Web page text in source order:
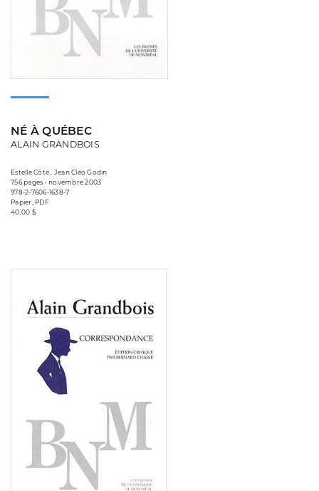
NÉ À QUÉBEC
ALAIN GRANDBOIS
Estelle Côté , Jean Cléo Godin
756 pages • novembre 2003
978-2-7606-1638-7
Papier, PDF
40,00 $